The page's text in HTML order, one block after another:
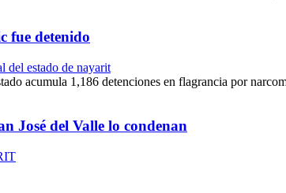
fue detenido
del estado de nayarit
acumula 1,186 detenciones en flagrancia por
José del Valle lo condenan